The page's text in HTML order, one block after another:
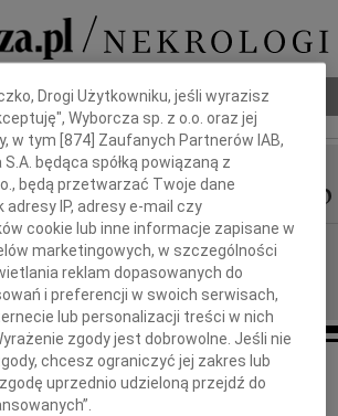
Poradnik pogrzebowy
Halina Ossowska-Gołąb
Łódź
03.04.2025
Z głębokim żalem zawiadamiamy,
Drogi Użytkowniku, jeśli wyrazisz
Wyborcza sp. z o.o. oraz jej
w tym [874] Zaufanych Partnerów IAB,
będąca spółką powiązaną z
będą przetwarzać Twoje dane
adresy IP, adresy e-mail czy
cookie lub inne informacje zapisane w
marketingowych, w szczególności
reklam dopasowanych do
i preferencji w swoich serwisach,
lub personalizacji treści w nich
zgody jest dobrowolne. Jeśli nie
chcesz ograniczyć jej zakres lub
uprzednio udzieloną przejdź do